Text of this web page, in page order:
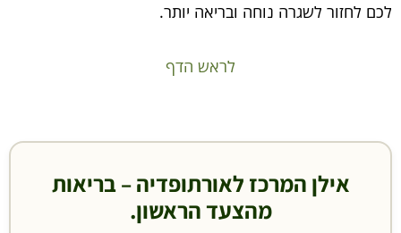
לכם לחזור לשגרה נוחה ובריאה יותר.
לראש הדף
אילן המרכז לאורתופדיה – בריאות
מהצעד הראשון.